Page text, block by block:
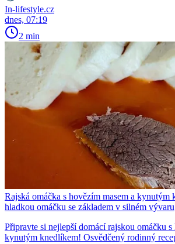
In-lifestyle.cz
dnes, 07:19
2 min
Rajská omáčka s hovězím masem a kynutým
hladkou omáčku se základem v silném vývaru
Připravte si nejlepší domácí rajskou omáčku s
kynutým knedlíkem! Osvědčený rodinný